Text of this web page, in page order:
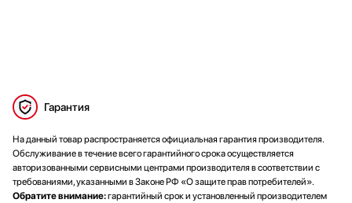
Гарантия
На данный товар распространяется официальная гарантия производителя.
Обслуживание в течение всего гарантийного срока осуществляется
авторизованными сервисными центрами производителя в соответствии с
требованиями, указанными в Законе РФ «О защите прав потребителей».
Обратите внимание:гарантийный срок и установленный производителем